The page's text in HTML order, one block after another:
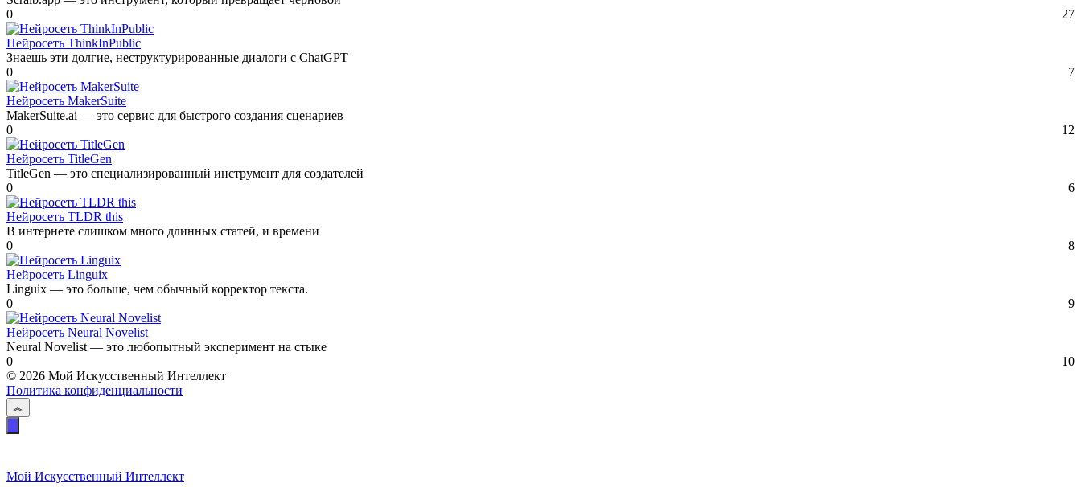
0
27
Нейросеть ThinkInPublic
Знаешь эти долгие, неструктурированные диалоги с ChatGPT
0
7
Нейросеть MakerSuite
MakerSuite.ai — это сервис для быстрого создания сценариев
0
12
Нейросеть TitleGen
TitleGen — это специализированный инструмент для создателей
0
6
Нейросеть TLDR this
В интернете слишком много длинных статей, и времени
0
8
Нейросеть Linguix
Linguix — это больше, чем обычный корректор текста.
0
9
Нейросеть Neural Novelist
Neural Novelist — это любопытный эксперимент на стыке
0
10
© 2026 Мой Искусственный Интеллект
Политика конфиденциальности
Мой Искусственный Интеллект